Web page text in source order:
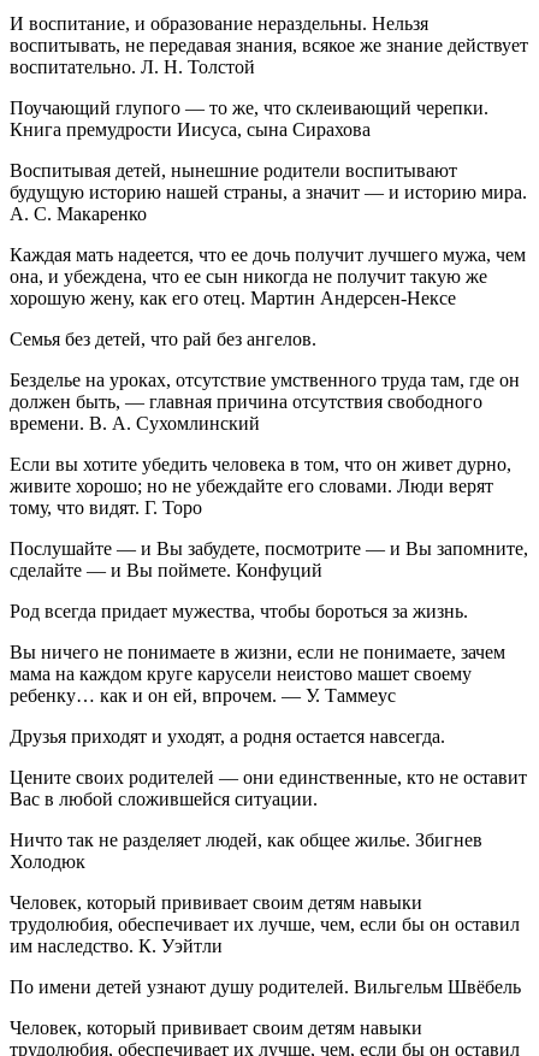
И воспитание, и образование нераздельны. Нельзя
воспитывать, не передавая знания, всякое же знание действует
воспитательно. Л. Н. Толстой
Поучающий глупого — то же, что склеивающий черепки.
Книга премудрости Иисуса, сына Сирахова
Воспитывая детей, нынешние родители воспитывают
будущую историю нашей страны, а значит — и историю мира.
А. С. Макаренко
Каждая мать надеется, что ее дочь получит лучшего мужа, чем
она, и убеждена, что ее сын никогда не получит такую же
хорошую жену, как его отец. Мартин Андерсен-Нексе
Семья без детей, что рай без ангелов.
Безделье на уроках, отсутствие умственного труда там, где он
должен быть, — главная причина отсутствия свободного
времени. В. А. Сухомлинский
Если вы хотите убедить человека в том, что он живет дурно,
живите хорошо; но не убеждайте его словами. Люди верят
тому, что видят. Г. Торо
Послушайте — и Вы забудете, посмотрите — и Вы запомните,
сделайте — и Вы поймете. Конфуций
Род всегда придает мужества, чтобы бороться за жизнь.
Вы ничего не понимаете в жизни, если не понимаете, зачем
мама на каждом круге карусели неистово машет своему
ребенку… как и он ей, впрочем. — У. Таммеус
Друзья приходят и уходят, а родня остается навсегда.
Цените своих родителей — они единственные, кто не оставит
Вас в любой сложившейся ситуации.
Ничто так не разделяет людей, как общее жилье. Збигнев
Холодюк
Человек, который прививает своим детям навыки
трудолюбия, обеспечивает их лучше, чем, если бы он оставил
им наследство. К. Уэйтли
По имени детей узнают душу родителей. Вильгельм Швёбель
Человек, который прививает своим детям навыки
трудолюбия, обеспечивает их лучше, чем, если бы он оставил